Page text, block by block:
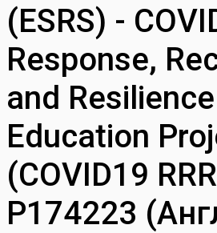
(ESRS) -
Response,
and
Education
(COVID19
P174223